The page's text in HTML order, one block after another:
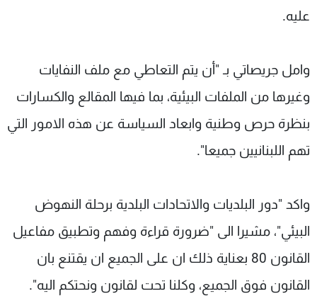
عليه.
وامل جريصاتي بـ "أن يتم التعاطي مع ملف النفايات
وغيرها من الملفات البيئية، بما فيها المقالع والكسارات
بنظرة حرص وطنية وابعاد السياسة عن هذه الامور التي
تهم اللبنانيين جميعا".
واكد "دور البلديات والاتحادات البلدية برحلة النهوض
البيئي"، مشيرا الى "ضرورة قراءة وفهم وتطبيق مفاعيل
القانون 80 بعناية ذلك ان على الجميع ان يقتنع بان
القانون فوق الجميع، وكلنا تحت لقانون ونحتكم اليه".